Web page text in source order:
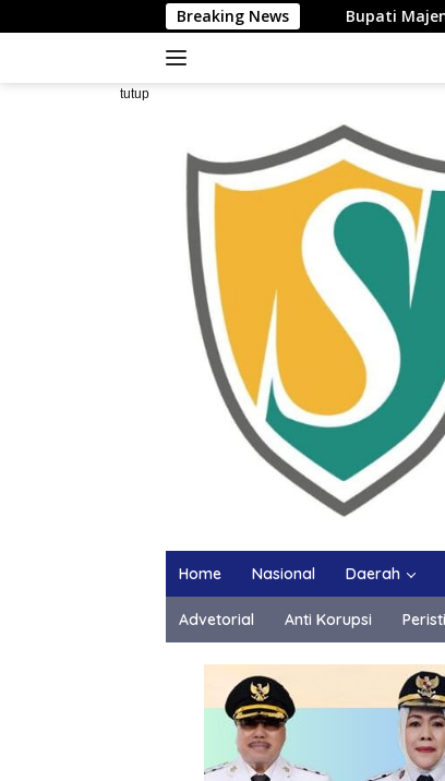
ke
Breaking News
Bupati Majene Hadiri
tutup
Home Nasional Daerah
Advetorial Anti Korupsi